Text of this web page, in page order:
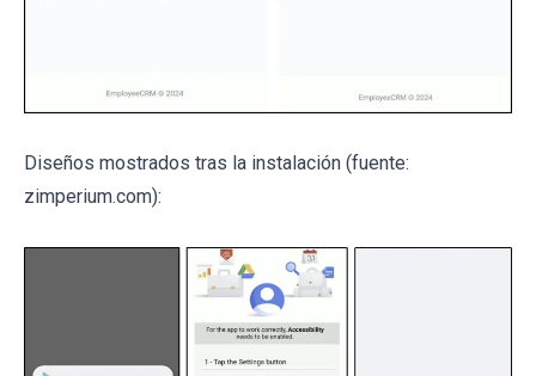
Diseños mostrados tras la instalación (fuente:
zimperium.com):